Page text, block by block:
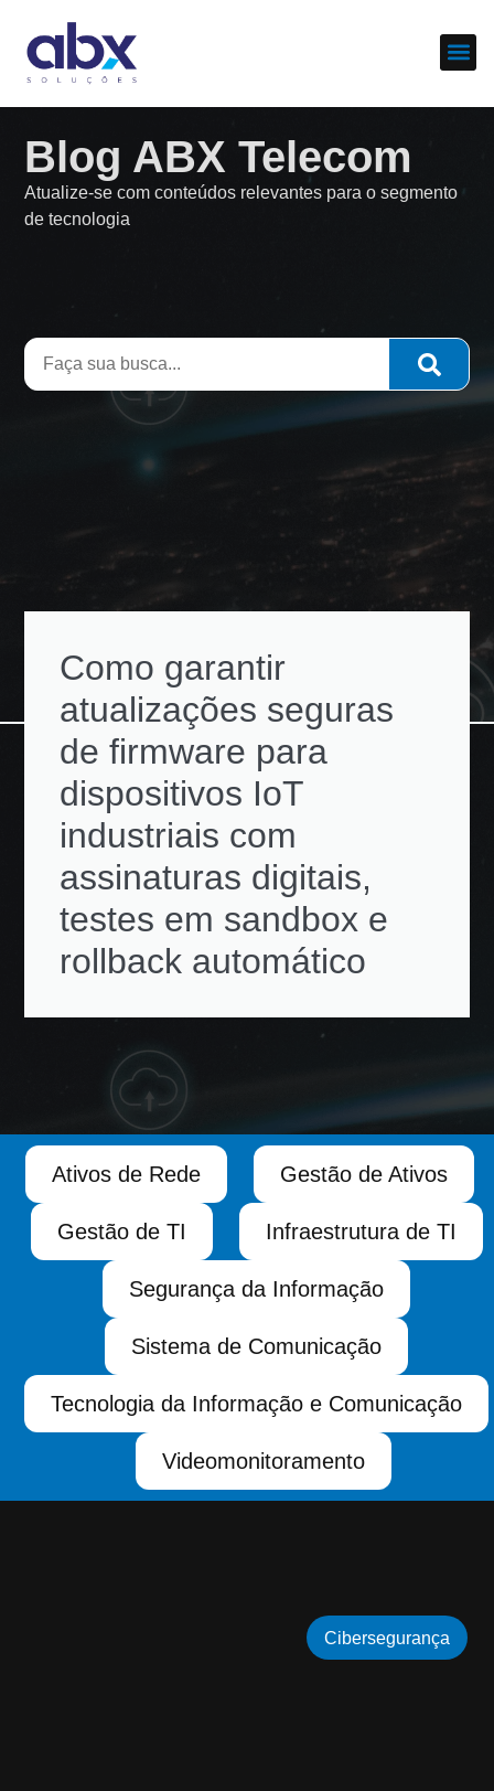
Blog ABX Telecom
Atualize-se com conteúdos relevantes para o segmento
de tecnologia
Como garantir
atualizações seguras
de firmware para
dispositivos IoT
industriais com
assinaturas digitais,
testes em sandbox e
rollback automático
Ativos de Rede Gestão de Ativos
Gestão de TI Infraestrutura de TI
Segurança da Informação
Sistema de Comunicação
Tecnologia da Informação e Comunicação
Videomonitoramento
Cibersegurança